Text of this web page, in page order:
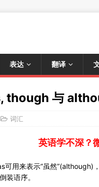
表达 翻译
though 与
词汇
英语学不深？
可用来表示“虽然
装语序。